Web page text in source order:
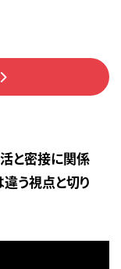
と密接に関係
う視点と切り